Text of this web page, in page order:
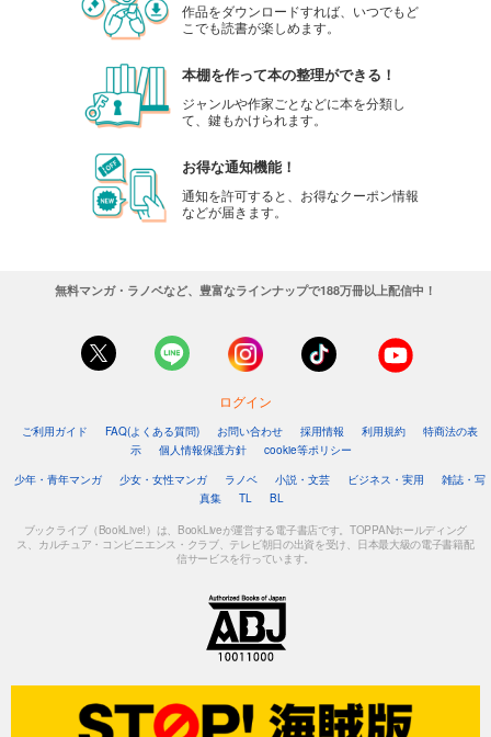
作品をダウンロードすれば、いつでもど
こでも読書が楽しめます。
本棚を作って本の整理ができる！
ジャンルや作家ごとなどに本を分類し
て、鍵もかけられます。
お得な通知機能！
通知を許可すると、お得なクーポン情報
などが届きます。
無料マンガ・ラノベなど、豊富なラインナップで188万冊以上配信中！
ログイン
ご利用ガイド FAQ(よくある質問) お問い合わせ 採用情報 利用規約
特商法の表
示
個人情報保護方針
cookie等ポリシー
少年・青年マンガ
少女・女性マンガ ラノベ 小説・文芸 ビジネス・実用
雑誌・写
真集
TL BL
ブックライブ（BookLive!）は、BookLiveが運営する電子書店です。TOPPANホールディング
ス、カルチュア・コンビニエンス・クラブ、テレビ朝日の出資を受け、日本最大級の電子書籍配
信サービスを行っています。